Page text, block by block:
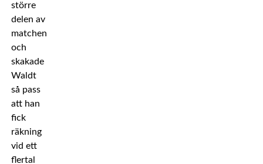
större
delen av
matchen
och
skakade
Waldt
så pass
att han
fick
räkning
vid ett
flertal